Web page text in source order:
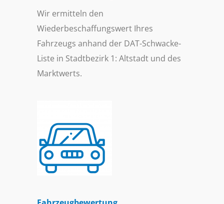
Wir ermitteln den
Wiederbeschaffungswert Ihres
Fahrzeugs anhand der DAT-Schwacke-
Liste in Stadtbezirk 1: Altstadt und des
Marktwerts.